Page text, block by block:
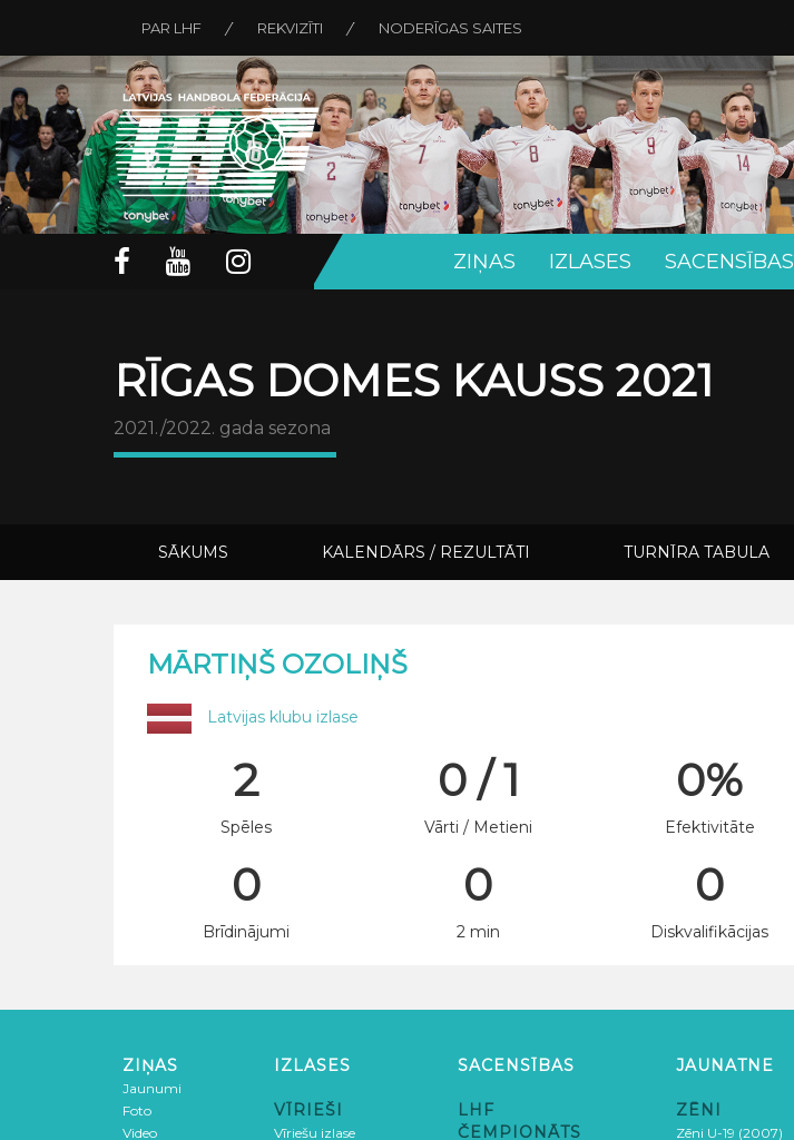
PAR LHF REKVIZĪTI NODERĪGAS SAITES
ZIŅAS IZLASES SACENSĪBAS
RĪGAS DOMES KAUSS 2021
2021./2022. gada sezona
SĀKUMS KALENDĀRS / REZULTĀTI TURNĪRA TABULA
MĀRTIŅŠ OZOLIŅŠ
Latvijas klubu izlase
2
Spēles
0 / 1
Vārti / Metieni
0%
Efektivitāte
0
Brīdinājumi
0
2 min
0
Diskvalifikācijas
ZIŅAS
Jaunumi
Foto
Video
IZLASES
VĪRIEŠI
Vīriešu izlase
SACENSĪBAS
LHF
ČEMPIONĀTS
JAUNATNE
ZĒNI
Zēni U-19 (2007)